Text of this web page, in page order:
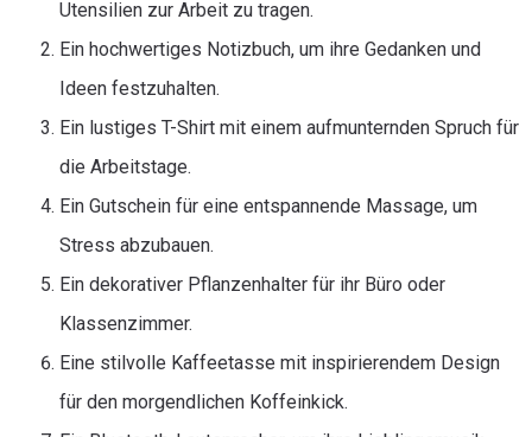
Utensilien zur Arbeit zu tragen.
Ein hochwertiges Notizbuch, um ihre Gedanken und
Ideen festzuhalten.
Ein lustiges T-Shirt mit einem aufmunternden Spruch für
die Arbeitstage.
Ein Gutschein für eine entspannende Massage, um
Stress abzubauen.
Ein dekorativer Pflanzenhalter für ihr Büro oder
Klassenzimmer.
Eine stilvolle Kaffeetasse mit inspirierendem Design
für den morgendlichen Koffeinkick.